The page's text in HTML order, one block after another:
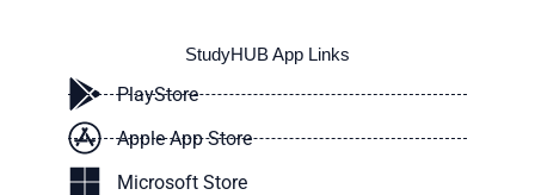
StudyHUB App Links
PlayStore
Apple App Store
Microsoft Store